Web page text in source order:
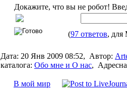
Докажите, что вы не робот!
(97 ответов, для
Дата: 20 Янв 2009 08:52, Автор:
каталога: Обо мне и О нас,
В мой мир